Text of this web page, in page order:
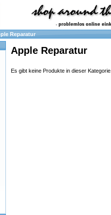
Reparatur
Apple Reparatur
Es gibt keine Produkte in dieser Kategorie.